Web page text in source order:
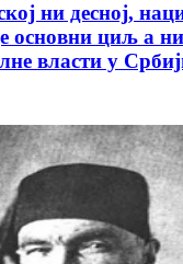
ни десној,
основни циљ а
власти у